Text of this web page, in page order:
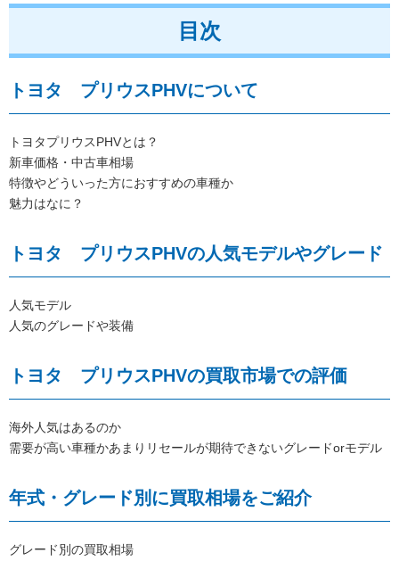
目次
トヨタ プリウスPHVについて
トヨタプリウスPHVとは？
新車価格・中古車相場
特徴やどういった方におすすめの車種か
魅力はなに？
トヨタ プリウスPHVの人気モデルやグレード
人気モデル
人気のグレードや装備
トヨタ プリウスPHVの買取市場での評価
海外人気はあるのか
需要が高い車種かあまりリセールが期待できないグレードorモデル
年式・グレード別に買取相場をご紹介
グレード別の買取相場